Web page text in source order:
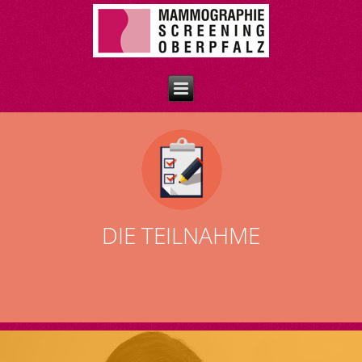
TEILNAHME
DIE TEILNAHME